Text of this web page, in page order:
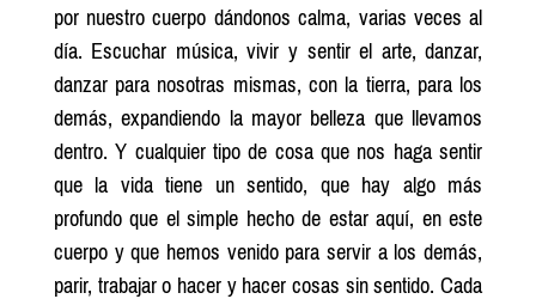
por nuestro cuerpo dándonos calma, varias veces al
día. Escuchar música, vivir y sentir el arte, danzar,
danzar para nosotras mismas, con la tierra, para los
demás, expandiendo la mayor belleza que llevamos
dentro. Y cualquier tipo de cosa que nos haga sentir
que la vida tiene un sentido, que hay algo más
profundo que el simple hecho de estar aquí, en este
cuerpo y que hemos venido para servir a los demás,
parir, trabajar o hacer y hacer cosas sin sentido. Cada